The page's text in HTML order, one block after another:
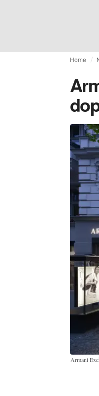
Home
Armani